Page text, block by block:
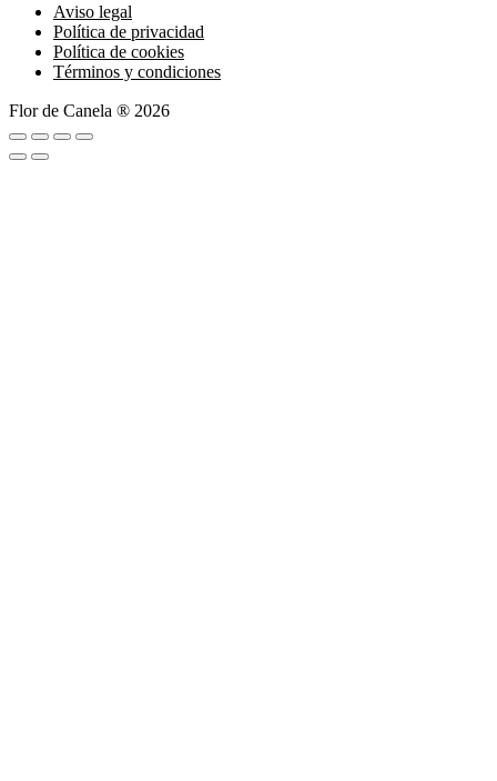
Aviso legal
Política de privacidad
Política de cookies
Términos y condiciones
Flor de Canela ® 2026